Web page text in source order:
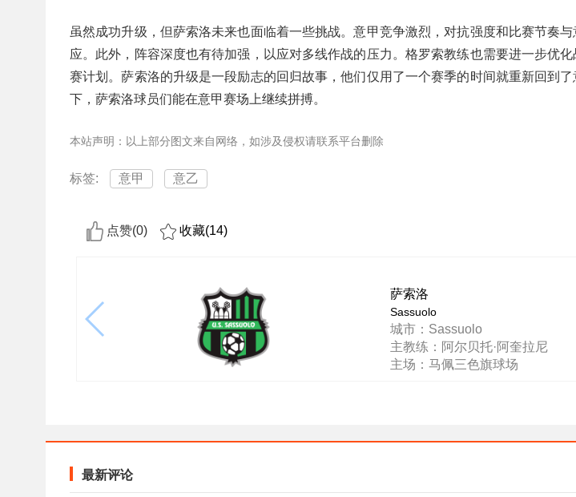
虽然成功升级，但萨索洛未来也面临着一些挑战。意甲竞争激烈，对抗强度和比赛节奏
应。此外，阵容深度也有待加强，以应对多线作战的压力。格罗索教练也需要进一步优
赛计划。萨索洛的升级是一段励志的回归故事，他们仅用了一个赛季的时间就重新回到
下，萨索洛球员们能在意甲赛场上继续拼搏。
本站声明：以上部分图文来自网络，如涉及侵权请联系平台删除
标签: 意甲 意乙
点赞(0) 收藏(14)
萨索洛
Sassuolo
城市：Sassuolo
主教练：阿尔贝托·阿奎拉尼
主场：马佩三色旗球场
最新评论